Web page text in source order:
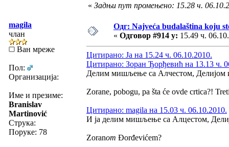
« Задњи пут промењено: 15.28 ч.
magila
члан
Ван мреже
Пол:
Организација:
Име и презиме:
Branislav
Martinović
Струка:
Поруке: 78
Одг: Najveća budalaština koju
« Одговор #914 у: 15.49 ч.
Цитирано: Ja на 15.24 ч. 06.10.2010.
Цитирано: Зоран Ђорђевић на 13.13 ч.
Делим мишљење са Алчестом, Делијом
Zorane, pobogu, pa šta će ovde crtica?!
Цитирано: magila на 15.03 ч. 06.10.2010.
И ја делим мишљење са Алцестом,
Zoranom Đorđevićem?